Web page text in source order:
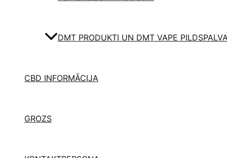
DMT PRODUKTI UN DMT VAPE
CBD INFORMĀCIJA
GROZS